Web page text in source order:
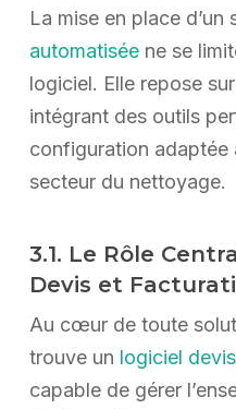
La mise en place d’un
automatiséene se
logiciel. Elle repose
intégrant des outils
configuration adaptée
secteur du nettoyage.
3.1. Le Rôle
Devis et
Au cœur de toute
trouve un logiciel
capable de gérer